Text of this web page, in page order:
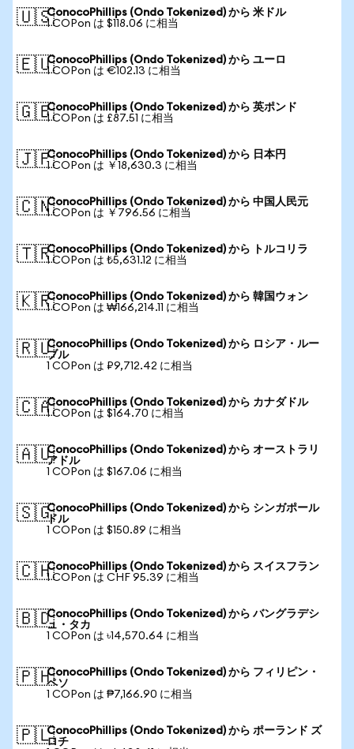
🇺🇸ConocoPhillips (Ondo Tokenized) から 米ドル
1 COPon は $118.06 に相当
🇪🇺ConocoPhillips (Ondo Tokenized) から ユーロ
1 COPon は €102.13 に相当
🇬🇧ConocoPhillips (Ondo Tokenized) から 英ポンド
1 COPon は £87.51 に相当
🇯🇵ConocoPhillips (Ondo Tokenized) から 日本円
1 COPon は ￥18,630.3 に相当
🇨🇳ConocoPhillips (Ondo Tokenized) から 中国人民元
1 COPon は ￥796.56 に相当
🇹🇷ConocoPhillips (Ondo Tokenized) から トルコリラ
1 COPon は ₺5,631.12 に相当
🇰🇷ConocoPhillips (Ondo Tokenized) から 韓国ウォン
1 COPon は ₩166,214.11 に相当
🇷🇺ConocoPhillips (Ondo Tokenized) から ロシア・ルー
ブル
1 COPon は ₽9,712.42 に相当
🇨🇦ConocoPhillips (Ondo Tokenized) から カナダドル
1 COPon は $164.70 に相当
🇦🇺ConocoPhillips (Ondo Tokenized) から オーストラリ
アドル
1 COPon は $167.06 に相当
🇸🇬ConocoPhillips (Ondo Tokenized) から シンガポール
ドル
1 COPon は $150.89 に相当
🇨🇭ConocoPhillips (Ondo Tokenized) から スイスフラン
1 COPon は CHF 95.39 に相当
🇧🇩ConocoPhillips (Ondo Tokenized) から バングラデシ
ュ・タカ
1 COPon は ৳14,570.64 に相当
🇵🇭ConocoPhillips (Ondo Tokenized) から フィリピン・
ペソ
1 COPon は ₱7,166.90 に相当
🇵🇱ConocoPhillips (Ondo Tokenized) から ポーランド ズ
ロチ